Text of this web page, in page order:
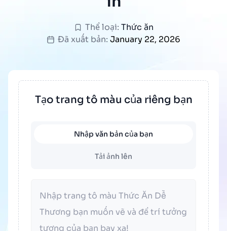
Thể loại: Thức ăn
Đã xuất bản: January 22, 2026
Tạo trang tô màu của riêng bạn
Nhập văn bản của bạn
Tải ảnh lên